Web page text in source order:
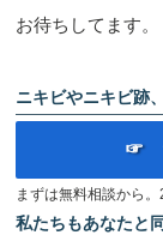
お待ちしてます。
ニキビやニキビ跡
☞
まずは無料相談から
私たちもあなたと